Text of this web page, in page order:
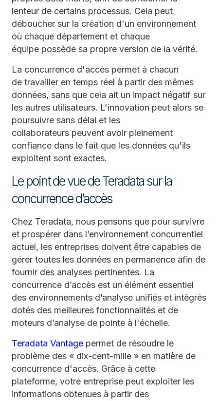
lenteur de certains processus. Cela peut
déboucher sur la création d'un environnement
où chaque département et chaque
équipe possède sa propre version de la vérité.
La concurrence d'accès permet à chacun
de travailler en temps réel à partir des mêmes
données, sans que cela ait un impact négatif sur
les autres utilisateurs. L'innovation peut alors se
poursuivre sans délai et les
collaborateurs peuvent avoir pleinement
confiance dans le fait que les données qu'ils
exploitent sont exactes.
Le point de vue de Teradata sur la
concurrence d’accès
Chez Teradata, nous pensons que pour survivre
et prospérer dans l’environnement concurrentiel
actuel, les entreprises doivent être capables de
gérer toutes les données en permanence afin de
fournir des analyses pertinentes. La
concurrence d’accès est un élément essentiel
des environnements d’analyse unifiés et intégrés
dotés des meilleures fonctionnalités et de
moteurs d’analyse de pointe à l'échelle.
Teradata Vantage permet de résoudre le
problème des « dix-cent-mille » en matière de
concurrence d'accès. Grâce à cette
plateforme, votre entreprise peut exploiter les
informations obtenues à partir des